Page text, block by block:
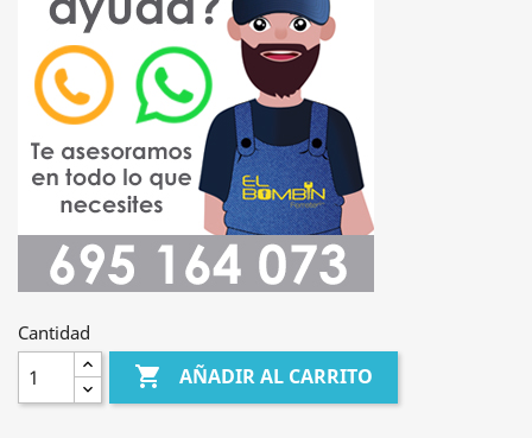
Cantidad
 AÑADIR AL CARRITO